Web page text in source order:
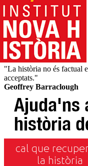
"La història no és factual
acceptats."
Geoffrey Barraclough